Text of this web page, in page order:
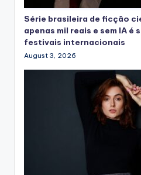
Série brasileira de ficção
apenas mil reais e sem IA é
festivais internacionais
August 3, 2026